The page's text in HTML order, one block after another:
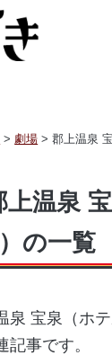
>劇場 >郡上温泉
上温泉
の一覧
泉 宝泉（ホ
記事です。